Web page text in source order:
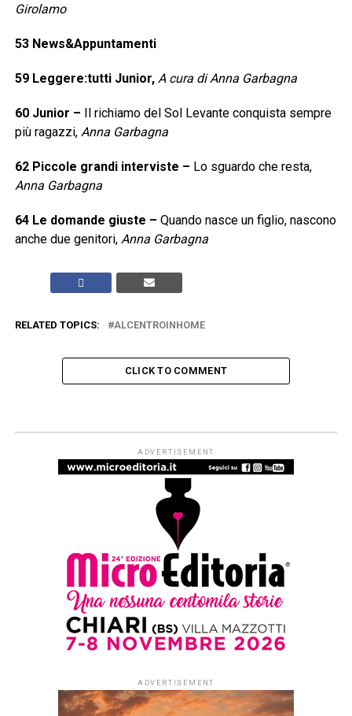
Girolamo
53 News&Appuntamenti
59 Leggere:tutti Junior, A cura di Anna Garbagna
60 Junior –
Il richiamo del Sol Levante conquista sempre
più ragazzi, Anna Garbagna
62 Piccole grandi interviste – Lo sguardo che resta,
Anna Garbagna
64 Le domande giuste – Quando nasce un figlio, nascono
anche due genitori, Anna Garbagna
RELATED TOPICS: ALCENTROINHOME
CLICK TO COMMENT
ARTICOLI & APPROFONDIMENTI
#ioleggoperché apre a tutti i nidi
d’Italia. Dal 1° settembre al via le
iscrizioni per partecipare alla
campagna di donazioni del 7-15
novembre
Published 1 settimana ago on 29 Luglio 2026
By Redazione Leggere:tutti